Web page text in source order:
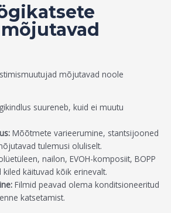
mõjutavad noole
suureneb, kuid ei muutu
Mõõtmete varieerumine, stantsijooned
tulemusi oluliselt.
nailon, EVOH-komposiit, BOPP
käituvad kõik erinevalt.
Filmid peavad olema konditsioneeritud
enne katsetamist.